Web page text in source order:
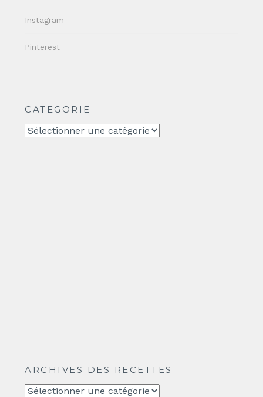
Instagram
Pinterest
CATEGORIE
CATEGORIE
ARCHIVES DES RECETTES
Archives